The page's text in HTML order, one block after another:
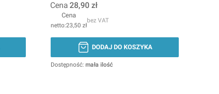
Cena 28,90 zł
Cena
23,50 zł
bez VAT
DODAJ DO KOSZYKA
Dostępność: mała ilość